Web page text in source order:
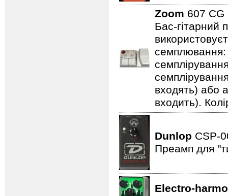
Zoom 607
Бас-гітарний
семплювання:
входять) або
входить).
Dunlop CSP-
Преамп для
Electro-